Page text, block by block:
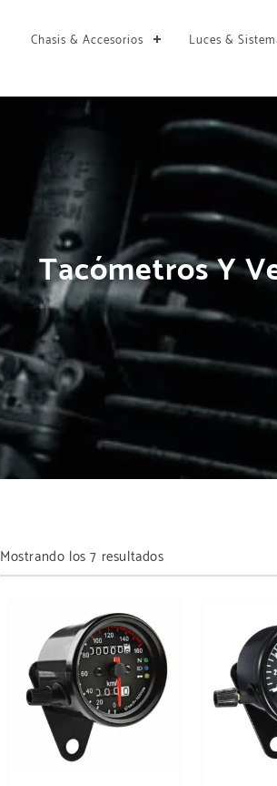
Chasis & Accesorios Luces &
Tacómetros Y
Mostrando los 7 resultadosOrdenado por los